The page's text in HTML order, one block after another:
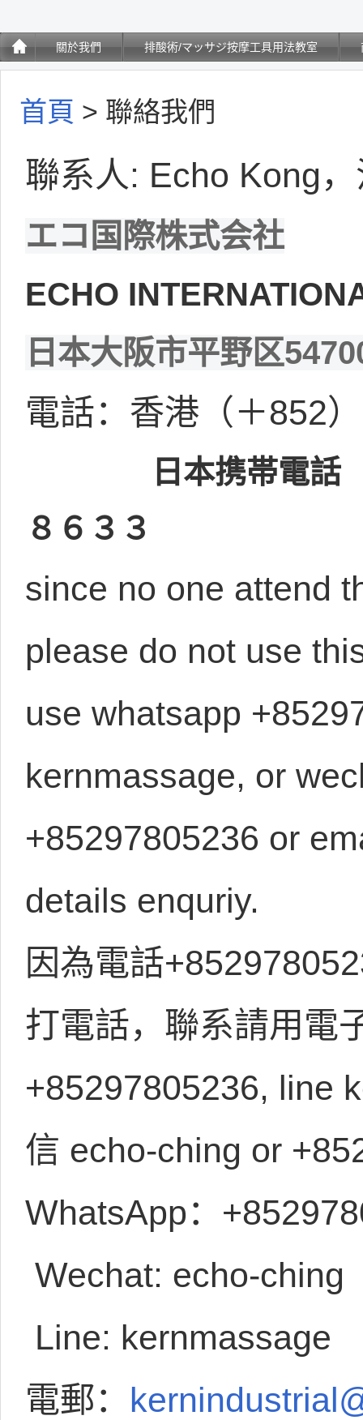
關於我們 排酸術/マッサジ按摩工具用法教室
首頁 > 聯絡我們
聯系人: Echo Kong
エコ国際株式会社
ECHO
日本大阪市平野区
電話：香港（＋852
日本携帯電話（
８６３３
since no one attend
please do not use
use whatsapp
kernmassage, or
+85297805236 or
details enquriy.
因為電話
打電話，聯系請用電
+85297805236, line
信 echo-ching or
WhatsApp：
Wechat: echo-ching
Line: kernmassage
電郵：